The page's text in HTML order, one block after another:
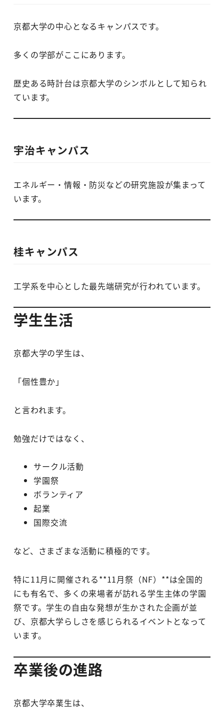
京都大学の中心となるキャンパスです。
多くの学部がここにあります。
歴史ある時計台は京都大学のシンボルとして知られ
ています。
宇治キャンパス
エネルギー・情報・防災などの研究施設が集まって
います。
桂キャンパス
工学系を中心とした最先端研究が行われています。
学生生活
京都大学の学生は、
「個性豊か」
と言われます。
勉強だけではなく、
サークル活動
学園祭
ボランティア
起業
国際交流
など、さまざまな活動に積極的です。
特に11月に開催される**11月祭（NF）**は全国的
にも有名で、多くの来場者が訪れる学生主体の学園
祭です。学生の自由な発想が生かされた企画が並
び、京都大学らしさを感じられるイベントとなって
います。
卒業後の進路
京都大学卒業生は、